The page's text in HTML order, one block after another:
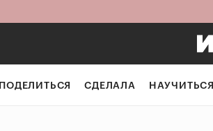
ПОДЕЛИТЬСЯ СДЕЛАЛА НАУЧИТЬСЯ